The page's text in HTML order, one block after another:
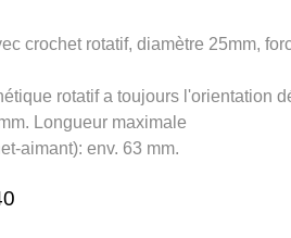
crochet rotatif, diamètre 25mm,
rotatif a toujours l'orientation
Longueur maximale
aimant): env. 63 mm.